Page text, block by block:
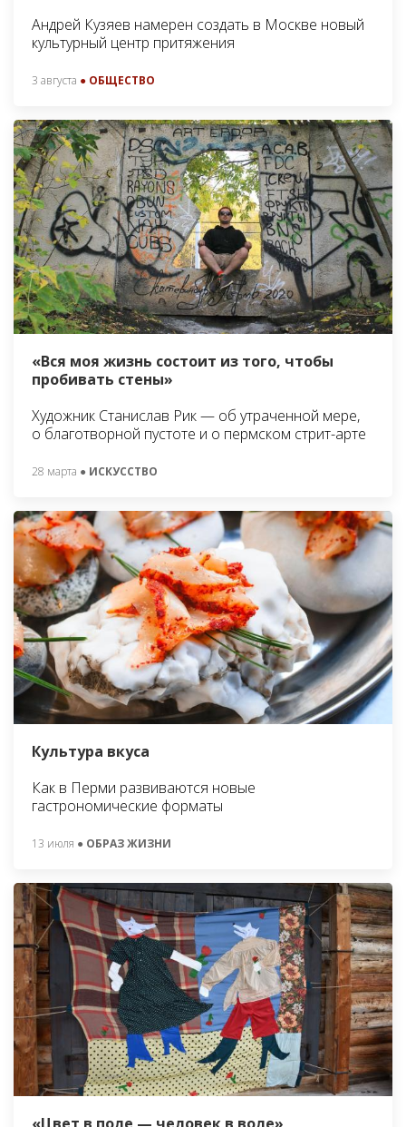
Андрей Кузяев намерен создать в Москве новый
культурный центр притяжения
3 августа ● ОБЩЕСТВО
«Вся моя жизнь состоит из того, чтобы
пробивать стены»
Художник Станислав Рик — об утраченной мере,
о благотворной пустоте и о пермском стрит-арте
28 марта ● ИСКУССТВО
Культура вкуса
Как в Перми развиваются новые
гастрономические форматы
13 июля ● ОБРАЗ ЖИЗНИ